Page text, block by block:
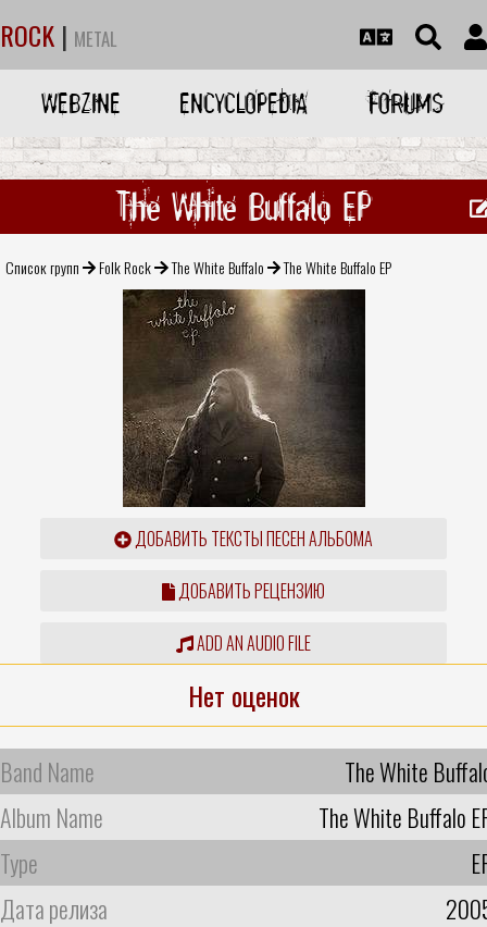
ROCK | METAL
WEBZINE ENCYCLOPEDIA FORUMS
The White Buffalo EP
Список групп Folk Rock The White Buffalo The White Buffalo EP
ДОБАВИТЬ ТЕКСТЫ ПЕСЕН АЛЬБОМА
ДОБАВИТЬ РЕЦЕНЗИЮ
ADD AN AUDIO FILE
Нет оценок
Band Name
The White
Album Name
The White Buffalo
Type
Дата релиза